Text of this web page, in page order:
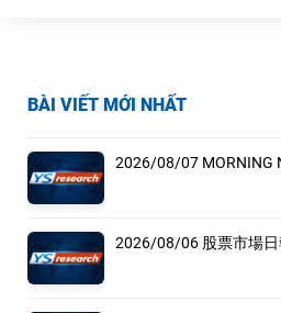
BÀI VIẾT MỚI NHẤT
2026/08/07 MORNING
2026/08/06 股票市場日